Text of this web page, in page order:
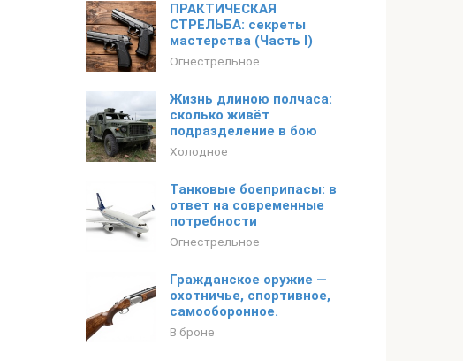
ПРАКТИЧЕСКАЯ
СТРЕЛЬБА: секреты
мастерства (Часть I)
Огнестрельное
Жизнь длиною полчаса:
сколько живёт
подразделение в бою
Холодное
Танковые боеприпасы: в
ответ на современные
потребности
Огнестрельное
Гражданское оружие —
охотничье, спортивное,
самооборонное.
В броне